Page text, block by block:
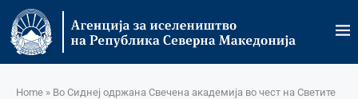
Home » Во Сиднеј одржана Свечена академија во чест на Светите